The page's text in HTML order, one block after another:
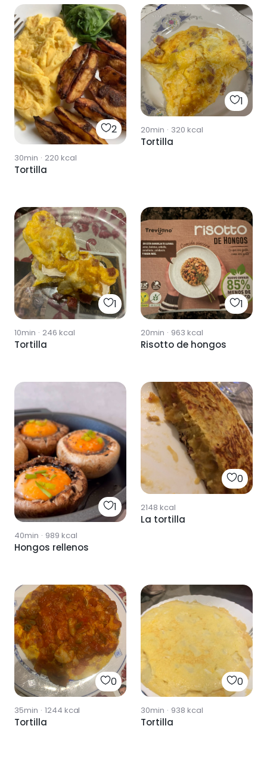
2
30min · 220 kcal
Tortilla
1
20min · 320 kcal
Tortilla
1
10min · 246 kcal
Tortilla
1
20min · 963 kcal
Risotto de hongos
1
40min · 989 kcal
Hongos rellenos
0
2148 kcal
La tortilla
0
35min · 1244 kcal
Tortilla
0
30min · 938 kcal
Tortilla